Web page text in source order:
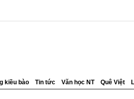
kiều bào Tin tức Văn học NT Quê Việt